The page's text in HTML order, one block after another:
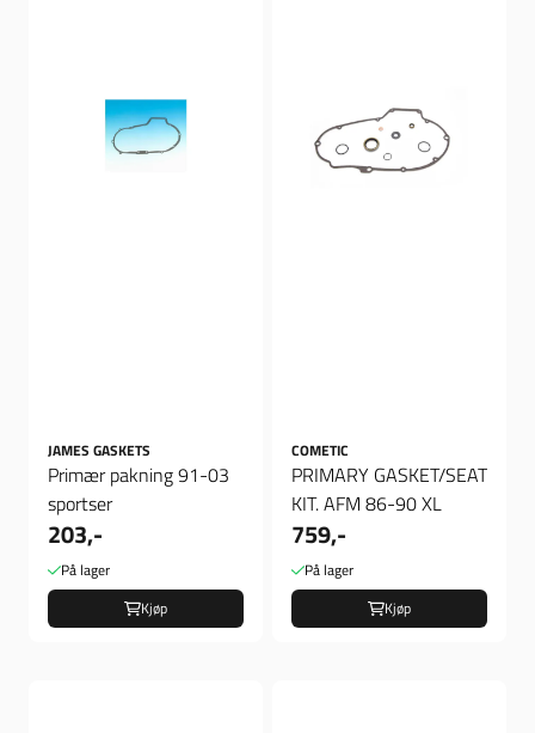
JAMES GASKETS
Primær pakning 91-03
sportser
203,-
På lager
Kjøp
COMETIC
PRIMARY GASKET/SEAT
KIT. AFM 86-90 XL
759,-
På lager
Kjøp